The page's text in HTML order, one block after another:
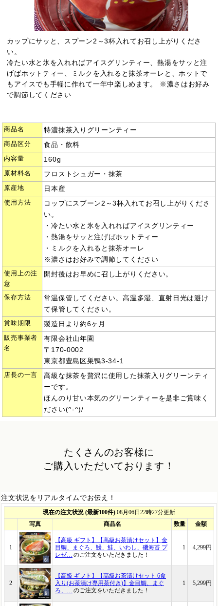
カップにサッと、スプーン2～3杯入れてお召し上がりくださ
い。
冷たい水と氷を入れればアイスグリンティー、熱湯をサッと注
げばホットティー、ミルクを入れると抹茶オーレと、ホットで
もアイスでも手軽に作れて一年中楽しめます。 ※濃さはお好み
で調節してください
商品名 特濃抹茶入りグリーンティー
商品区分 食品・飲料
内容量 160g
原材料名 フロストシュガー・抹茶
原産地 日本産
使用方法
コップにスプーン2～3杯入れてお召し上がりくださ
い。
・冷たい水と氷を入れればアイスグリンティー
・熱湯をサッと注げばホットティー
・ミルクを入れると抹茶オーレ
※濃さはお好みで調節してください
使用上の注
意
開封後はお早めに召し上がりください。
保存方法
常温保管してください。高温多湿、直射日光は避け
て保管してください。
賞味期限 製造日より約6ヶ月
販売事業者
名
有限会社山年園
〒170-0002
東京都豊島区巣鴨3-34-1
店長の一言
高級な抹茶を贅沢に使用した抹茶入りグリーンティ
ーです。
ほんのり甘い本気のグリーンティーを是非ご賞味く
ださい(^-^)/
たくさんのお客様に
ご購入いただいております！
注文状況をリアルタイムでお伝え！